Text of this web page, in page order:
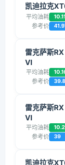
凯迪拉克
平均油耗
参考价
雷克萨斯
VI
平均油耗
参考价 39.8
雷克萨斯
VI
平均油耗
参考价 39
凯迪拉克